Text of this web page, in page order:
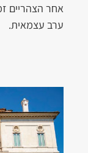
אחר הצהריים
ערב עצמאית.